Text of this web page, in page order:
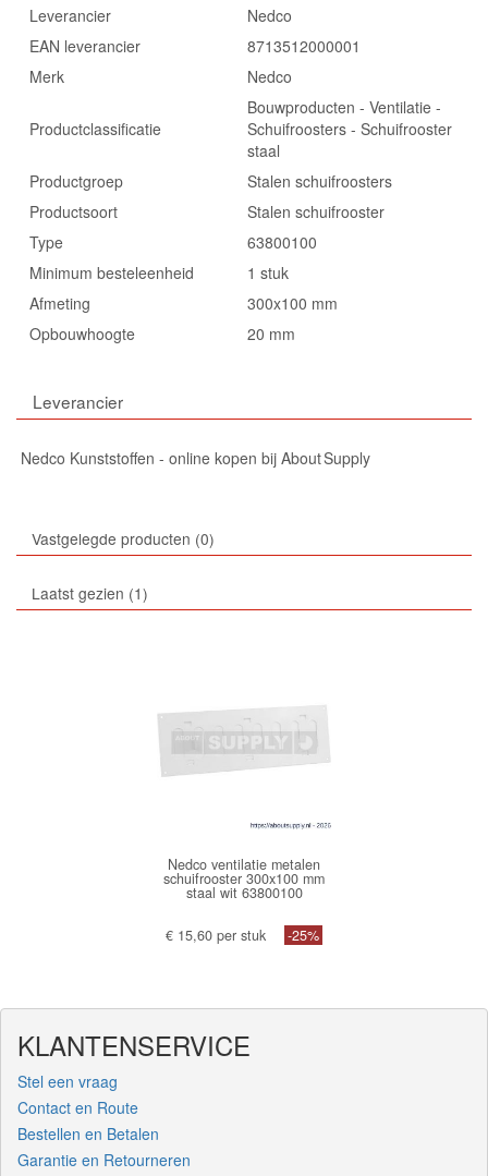
Leverancier
Nedco
EAN leverancier
8713512000001
Merk
Nedco
Productclassificatie
Bouwproducten - Ventilatie -
Schuifroosters - Schuifrooster
staal
Productgroep
Stalen schuifroosters
Productsoort
Stalen schuifrooster
Type
63800100
Minimum besteleenheid
1 stuk
Afmeting
300x100 mm
Opbouwhoogte
20 mm
Leverancier
Nedco Kunststoffen - online kopen bij About Supply
Vastgelegde producten 0
Laatst gezien 1
Nedco ventilatie metalen
schuifrooster 300x100 mm
staal wit 63800100
€ 15,60 per stuk -25%
KLANTENSERVICE
Stel een vraag
Contact en Route
Bestellen en Betalen
Garantie en Retourneren